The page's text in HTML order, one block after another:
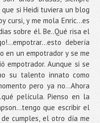
si Heidi tuviera un blog
cursi, y me mola Enric...es
sobre él. Be..Qué risa el
debería
en un empotrador y se me
empotrador. Aunque si se
su talento innato como
pero ya no...Ahora
película. Pienso en la
que escribir el
cumples, el otro día me